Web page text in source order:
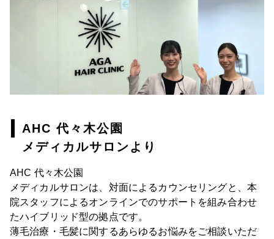
AHC 代々木公園
メディカルサロンより
AHC 代々木公園
メディカルサロンは、対面によるカウンセリングと、本
院スタッフによるオンラインでのサポートを組み合わせ
たハイブリッド型の拠点です。
薄毛治療・毛髪に関するあらゆるお悩みをご相談いただ